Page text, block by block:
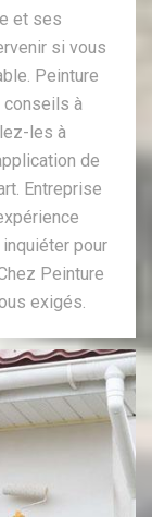
et ses
si vous
Peinture
conseils à
les à
de
Entreprise
pour
Peinture
exigés.